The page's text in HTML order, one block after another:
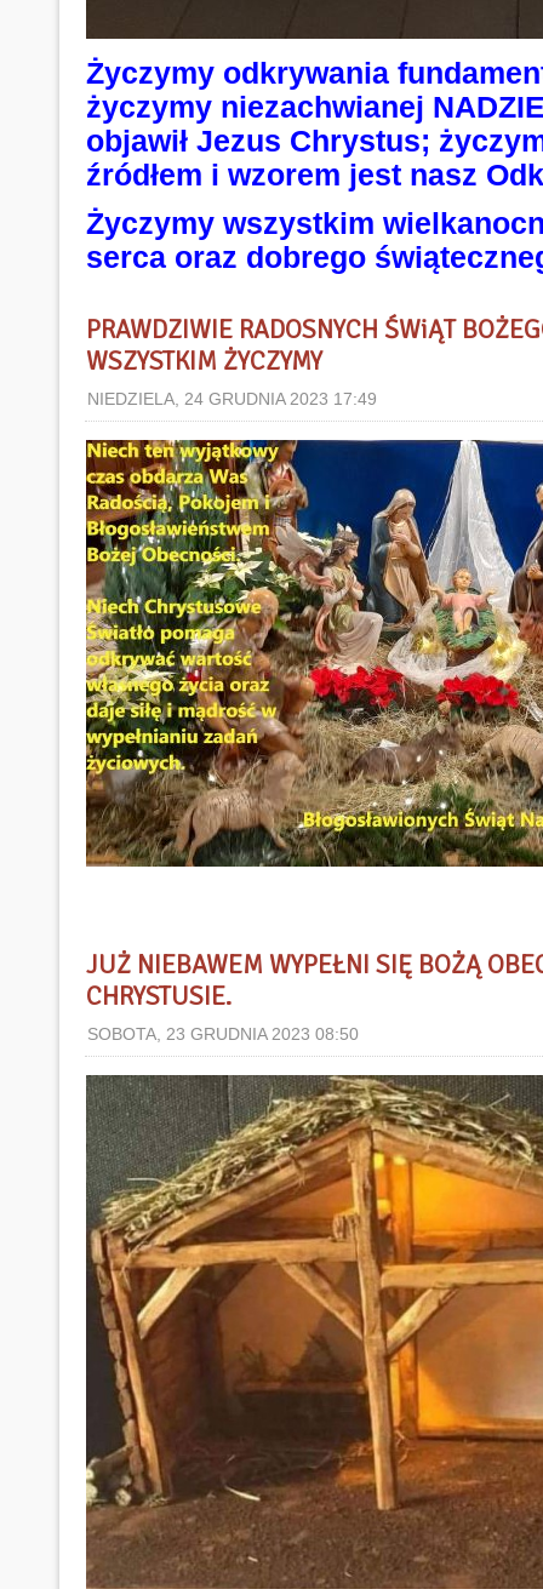
Życzymy odkrywania
życzymy niezachwianej
objawił Jezus Chrystus;
źródłem i wzorem jest nasz
Życzymy wszystkim
serca oraz dobrego
PRAWDZIWIE RADOSNYCH ŚWiĄT
WSZYSTKIM ŻYCZYMY
NIEDZIELA, 24 GRUDNIA 2023 17:49
JUŻ NIEBAWEM WYPEŁNI SIĘ BOŻĄ
CHRYSTUSIE.
SOBOTA, 23 GRUDNIA 2023 08:50